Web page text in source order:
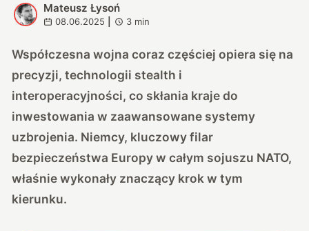
M
Mateusz Łysoń
08.06.2025 3 min
Współczesna wojna coraz częściej opiera się na
precyzji, technologii stealth i
interoperacyjności, co skłania kraje do
inwestowania w zaawansowane systemy
uzbrojenia. Niemcy, kluczowy filar
bezpieczeństwa Europy w całym sojuszu NATO,
właśnie wykonały znaczący krok w tym
kierunku.